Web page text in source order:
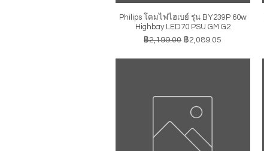
ดูข้อมูลด่วน
Philips โคมไฟไฮเบย์ รุ่น BY239P 60w
Highbay LED70 PSU GM G2
ราคาปกติ
฿2,199.00 ราคาขายลด
฿2,089.05